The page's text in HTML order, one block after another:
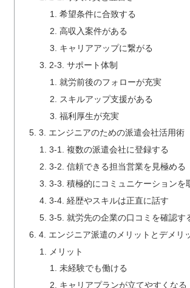
希望条件に合致する
高収入案件がある
キャリアアップに繋がる
2-3. サポート体制
就労前後のフォローが充実
スキルアップ支援がある
福利厚生が充実
3. エンジニアのための派遣会社活用術
3-1. 複数の派遣会社に登録する
3-2. 信頼できる担当営業を見極める
3-3. 積極的にコミュニケーションを
3-4. 経歴やスキルは正直に話す
3-5. 就労先の企業の口コミを確認す
4. エンジニア派遣のメリットとデメリ
メリット
未経験でも働ける
キャリアプランが立てやすくなる